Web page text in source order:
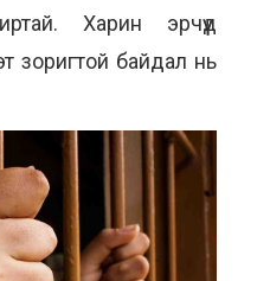
Харин эрчүүд
зоригтой байдал нь